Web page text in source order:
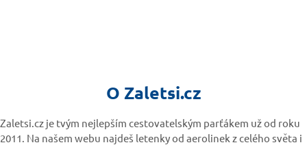
O Zaletsi.cz
Zaletsi.cz je tvým nejlepším cestovatelským parťákem už od roku
2011. Na našem webu najdeš letenky od aerolinek z celého světa i